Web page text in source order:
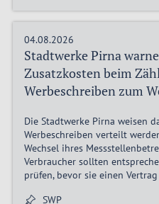
04.08.2026
Stadtwerke Pirna
Zusatzkosten beim
Werbeschreiben zum
Die Stadtwerke Pirna weisen
Werbeschreiben verteilt
Wechsel ihres
Verbraucher sollten
prüfen, bevor sie einen
SWP